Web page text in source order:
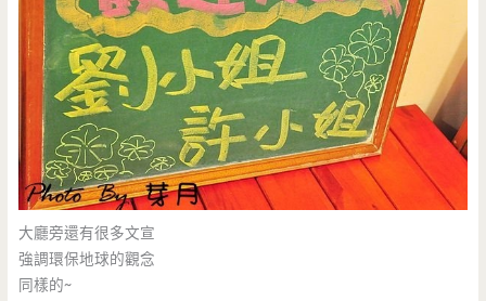
大廳旁還有很多文宣
強調環保地球的觀念
同樣的~